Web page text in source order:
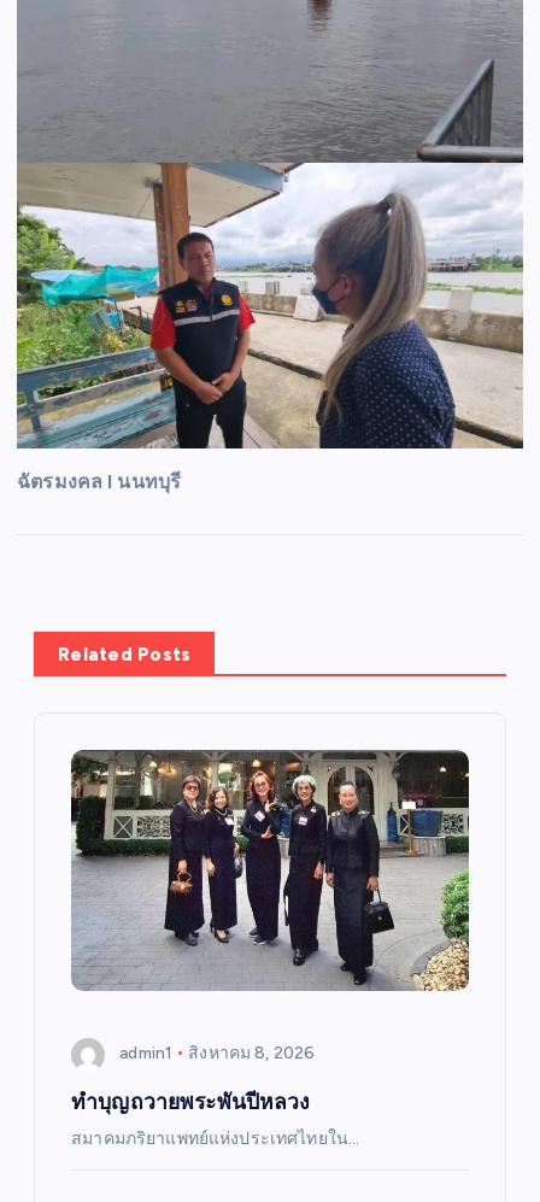
ฉัตรมงคล I นนทบุรี
Related Posts
admin1 สิงหาคม 8, 2026
ทำบุญถวายพระพันปีหลวง
สมาคมภริยาแพทย์แห่งประเทศไทยใน…